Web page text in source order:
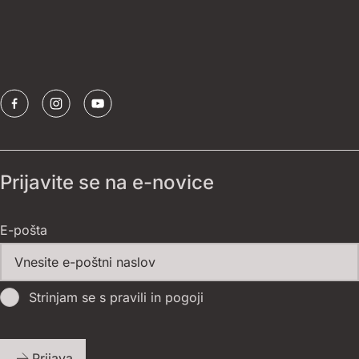
Prijavite se na e-novice
E-pošta
Strinjam se s pravili in pogoji